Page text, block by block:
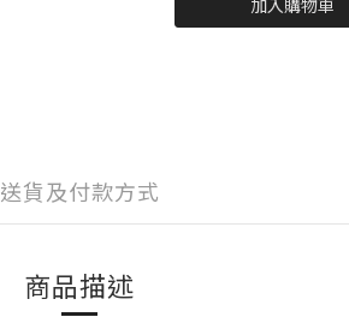
加入購物車
送貨及付款方式
商品描述